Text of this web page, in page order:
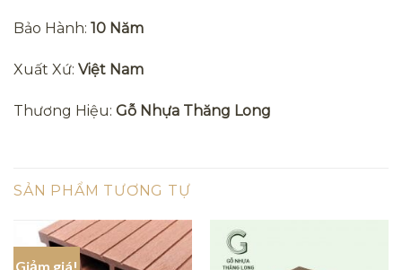
Bảo Hành: 10 Năm
Xuất Xứ: Việt Nam
Thương Hiệu: Gỗ Nhựa Thăng Long
SẢN PHẨM TƯƠNG TỰ
Giảm giá!